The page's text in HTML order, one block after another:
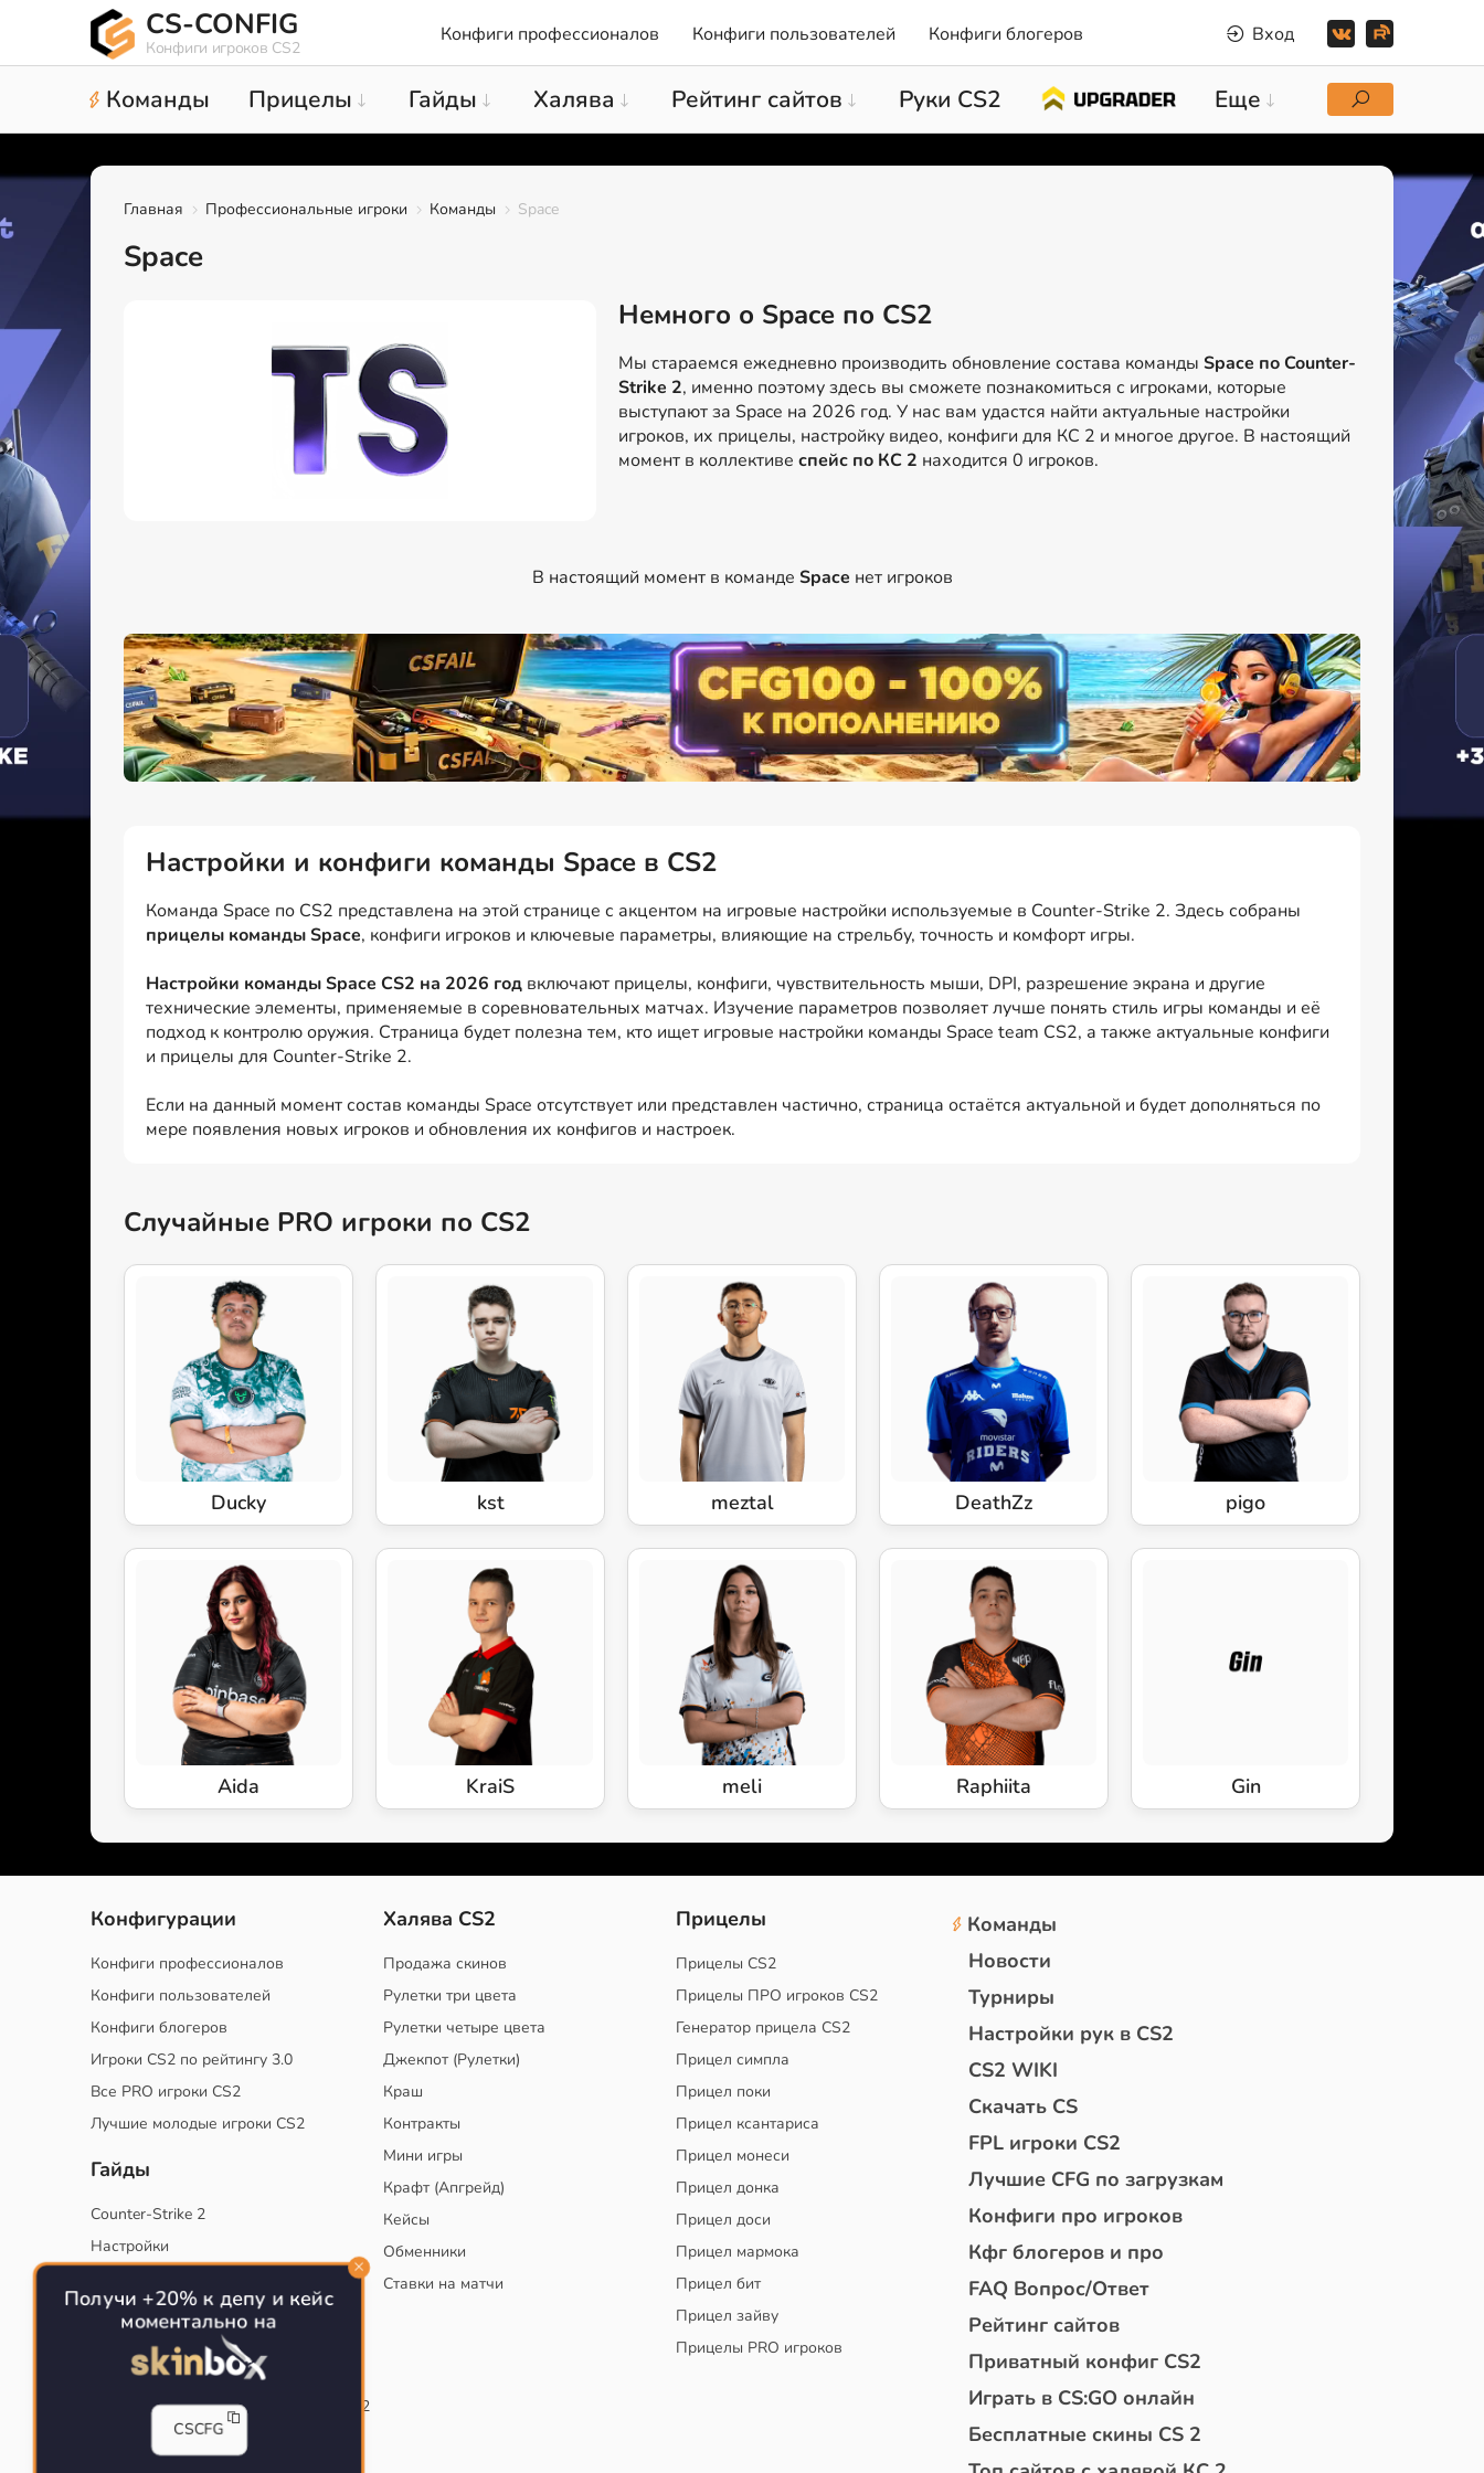
CS-CONFIG
Конфиги игроков CS2
Конфиги профессионалов Конфиги пользователей Конфиги блогеров Вход
Команды Прицелы Гайды Халява Рейтинг сайтов Руки CS2 Еще
Главная Профессиональные игроки Команды Space
Space
Немного о Space по CS2
Мы стараемся ежедневно производить обновление состава команды Space по Counter-
Strike 2, именно поэтому здесь вы сможете познакомиться с игроками, которые
выступают за Space на 2026 год. У нас вам удастся найти актуальные настройки
игроков, их прицелы, настройку видео, конфиги для КС 2 и многое другое. В настоящий
момент в коллективе спейс по КС 2 находится 0 игроков.
В настоящий момент в команде Space нет игроков
Настройки и конфиги команды Space в CS2
Команда Space по CS2 представлена на этой странице с акцентом на игровые настройки используемые в Counter-Strike 2. Здесь собраны
прицелы команды Space, конфиги игроков и ключевые параметры, влияющие на стрельбу, точность и комфорт игры.
Настройки команды Space CS2 на 2026 год включают прицелы, конфиги, чувствительность мыши, DPI, разрешение экрана и другие
технические элементы, применяемые в соревновательных матчах. Изучение параметров позволяет лучше понять стиль игры команды и её
подход к контролю оружия. Страница будет полезна тем, кто ищет игровые настройки команды Space team CS2, а также актуальные конфиги
и прицелы для Counter-Strike 2.
Если на данный момент состав команды Space отсутствует или представлен частично, страница остаётся актуальной и будет дополняться по
мере появления новых игроков и обновления их конфигов и настроек.
Случайные PRO игроки по CS2
Ducky kst meztal DeathZz pigo
Aida KraiS meli Raphiita Gin
Конфигурации
Конфиги профессионалов
Конфиги пользователей
Конфиги блогеров
Игроки CS2 по рейтингу 3.0
Все PRO игроки CS2
Лучшие молодые игроки CS2
Гайды
Counter-Strike 2
Настройки
Тактики
Конфиг для тренировок в CS
Как сохранить свой конфиг CS
Инста смоки на карте de_mirage в CS2
Рабочий бинд на Jumpthrow
Халява CS2
Продажа скинов
Рулетки три цвета
Рулетки четыре цвета
Джекпот (Рулетки)
Краш
Контракты
Мини игры
Крафт (Апгрейд)
Кейсы
Обменники
Ставки на матчи
Прицелы
Прицелы CS2
Прицелы ПРО игроков CS2
Генератор прицела CS2
Прицел симпла
Прицел поки
Прицел ксантариса
Прицел монеси
Прицел донка
Прицел доси
Прицел мармока
Прицел бит
Прицел зайву
Прицелы PRO игроков
Команды
Новости
Турниры
Настройки рук в CS2
CS2 WIKI
Скачать CS
FPL игроки CS2
Лучшие CFG по загрузкам
Конфиги про игроков
Кфг блогеров и про
FAQ Вопрос/Ответ
Рейтинг сайтов
Приватный конфиг CS2
Играть в CS:GO онлайн
Бесплатные скины CS 2
Получи +20% к депу и кейс
моментально на
CSCFG